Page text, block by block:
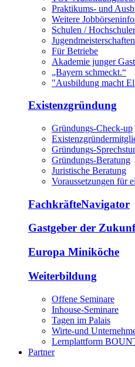
Praktikums- und
Weitere
Schulen /
Jugendmeisterschaften
Für Betriebe
Akademie junger
„Bayern schmeckt.“
"Ausbildung macht
Existenzgründung
Gründungs-Check-up
Gründungs-
Gründungs-Beratung
Juristische Beratung
Voraussetzungen für
FachkräfteNavigator
Gastgeber der
Europa Miniköche
Weiterbildung
Offene Seminare
Inhouse-Seminare
Tagen im Palais
Wirte-und
Lernplattform
Partner